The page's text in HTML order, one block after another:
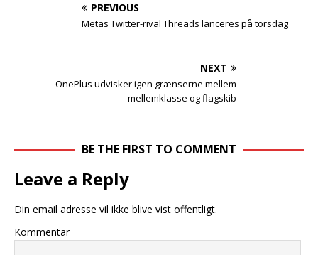
PREVIOUS
Metas Twitter-rival Threads lanceres på torsdag
NEXT
OnePlus udvisker igen grænserne mellem
mellemklasse og flagskib
BE THE FIRST TO COMMENT
Leave a Reply
Din email adresse vil ikke blive vist offentligt.
Kommentar